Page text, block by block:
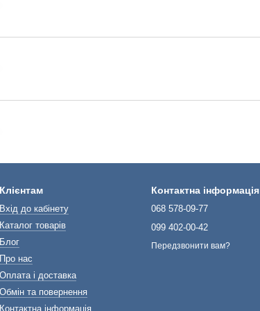
Клієнтам
Вхід до кабінету
Каталог товарів
Блог
Про нас
Оплата і доставка
Обмін та повернення
Контактна інформація
Контактна інформація
068 578-09-77
099 402-00-42
Передзвонити вам?